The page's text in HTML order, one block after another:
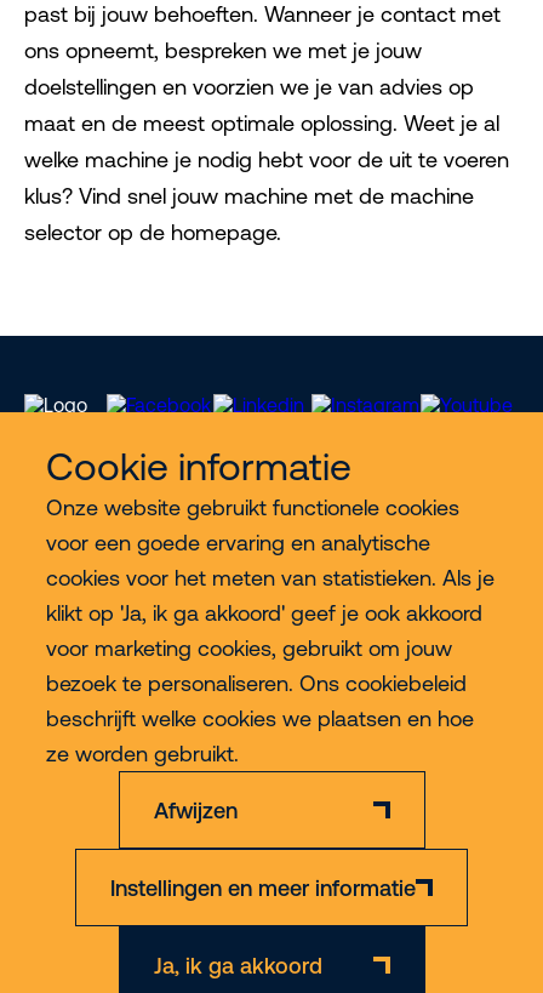
Cookie informatie
Onze website gebruikt functionele cookies
voor een goede ervaring en analytische
cookies voor het meten van statistieken. Als je
klikt op 'Ja, ik ga akkoord' geef je ook akkoord
voor marketing cookies, gebruikt om jouw
bezoek te personaliseren. Ons cookiebeleid
beschrijft welke cookies we plaatsen en hoe
ze worden gebruikt.
Afwijzen
Instellingen en meer informatie
Ja, ik ga akkoord
past bij jouw behoeften. Wanneer je contact met
ons opneemt, bespreken we met je jouw
doelstellingen en voorzien we je van advies op
maat en de meest optimale oplossing. Weet je al
welke machine je nodig hebt voor de uit te voeren
klus? Vind snel jouw machine met de machine
selector op de homepage.
Meer Riwal
Industries
Contact
Meer
© 2026 Riwal - All rights reserved